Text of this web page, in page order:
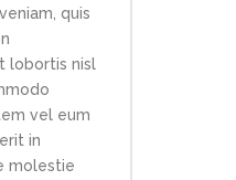
quis
lobortis nisl
vel eum
in
molestie